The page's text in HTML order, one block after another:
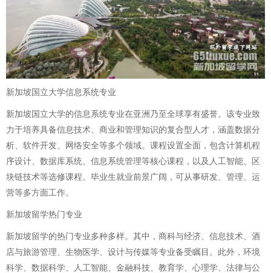
新加坡国立大学信息系统专业
新加坡国立大学的信息系统专业在亚洲乃至全球享有盛誉。该专业致
力于培养具备信息技术、商业和管理知识的复合型人才，涵盖数据分
析、软件开发、网络安全等多个领域。课程设置全面，包含计算机程
序设计、数据库系统、信息系统管理等核心课程，以及人工智能、区
块链技术等选修课程。毕业生就业前景广阔，可从事研发、管理、运
营等多方面工作。
新加坡留学热门专业
新加坡留学的热门专业多种多样。其中，商科与经济、信息技术、酒
店与旅游管理、生物医学、设计与传媒等专业备受瞩目。此外，环境
科学、数据科学、人工智能、金融科技、教育学、心理学、法律与公